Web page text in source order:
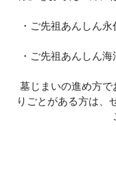
・ ご先祖あんしん永
・ ご先祖あんしん海
墓じまいの進め方
りごとがある方は、